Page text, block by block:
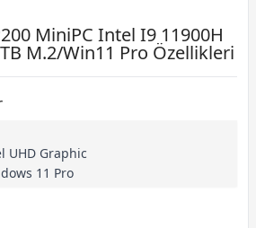
MiniPC Intel I9 11900H
M.2/Win11 Pro Özellikleri
UHD Graphic
11 Pro